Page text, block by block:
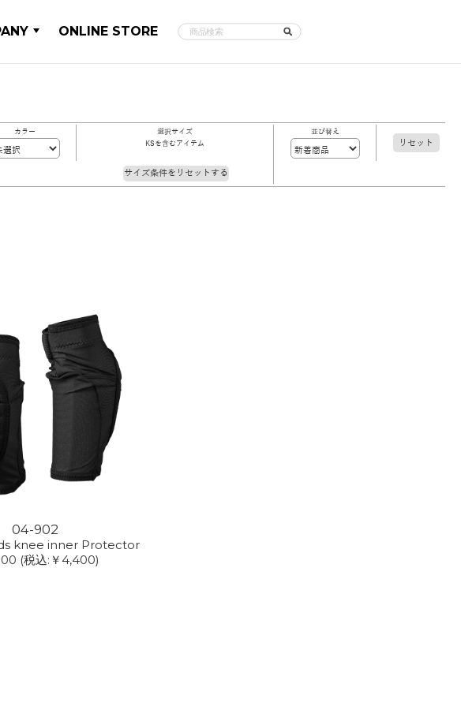
ONLINE STORE
カラー
選択サイズ
KSを含むアイテム
サイズ条件をリセットする
並び替え
リセット
04-902
knee inner Protector
(税込:￥4,400)